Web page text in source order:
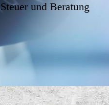
Steuer und Beratung